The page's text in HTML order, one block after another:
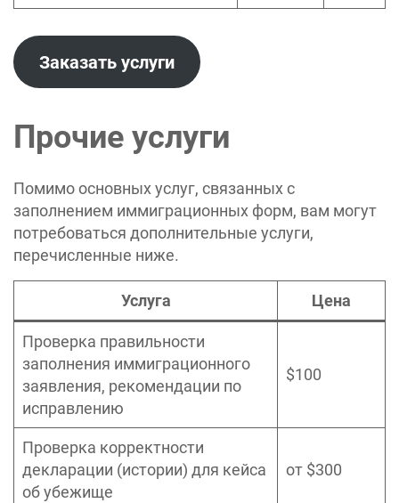
Заказать услуги
Прочие услуги
Помимо основных услуг, связанных с
заполнением иммиграционных форм, вам могут
потребоваться дополнительные услуги,
перечисленные ниже.
Услуга Цена
Проверка правильности
заполнения иммиграционного
заявления, рекомендации по
исправлению
$100
Проверка корректности
декларации (истории) для кейса
об убежище
от $300